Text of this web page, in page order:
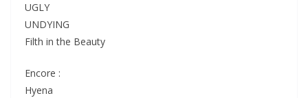
UGLY
UNDYING
Filth in the Beauty
Encore :
Hyena